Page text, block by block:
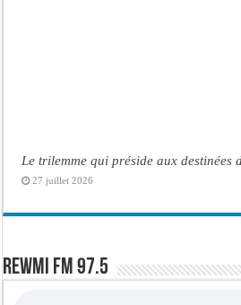
Le trilemme qui préside aux destinées
27 juillet 2026
Rewmi FM 97.5